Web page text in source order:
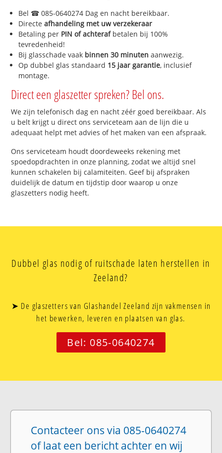
Bel ☎ 085-0640274 Dag en nacht bereikbaar.
Directeafhandeling met uw verzekeraar
Betaling per PIN of achterafbetalen bij 100%
tevredenheid!
Bij glasschade vaak binnen 30 minuten aanwezig.
Op dubbel glas standaard 15 jaar garantie, inclusief
montage.
Direct een glaszetter spreken? Bel ons.
We zijn telefonisch dag en nacht zéér goed bereikbaar. Als
u belt krijgt u direct ons serviceteam aan de lijn die u
adequaat helpt met advies of het maken van een afspraak.
Ons serviceteam houdt doordeweeks rekening met
spoedopdrachten in onze planning, zodat we altijd snel
kunnen schakelen bij calamiteiten. Geef bij afspraken
duidelijk de datum en tijdstip door waarop u onze
glaszetters nodig heeft.
Dubbel glas nodig of ruitschade laten herstellen in
Zeeland?
➤ De glaszetters van Glashandel Zeeland zijn vakmensen in
het bewerken, leveren en plaatsen van glas.
Bel: 085-0640274
Contacteer ons via 085-0640274
of laat een bericht achter en wij